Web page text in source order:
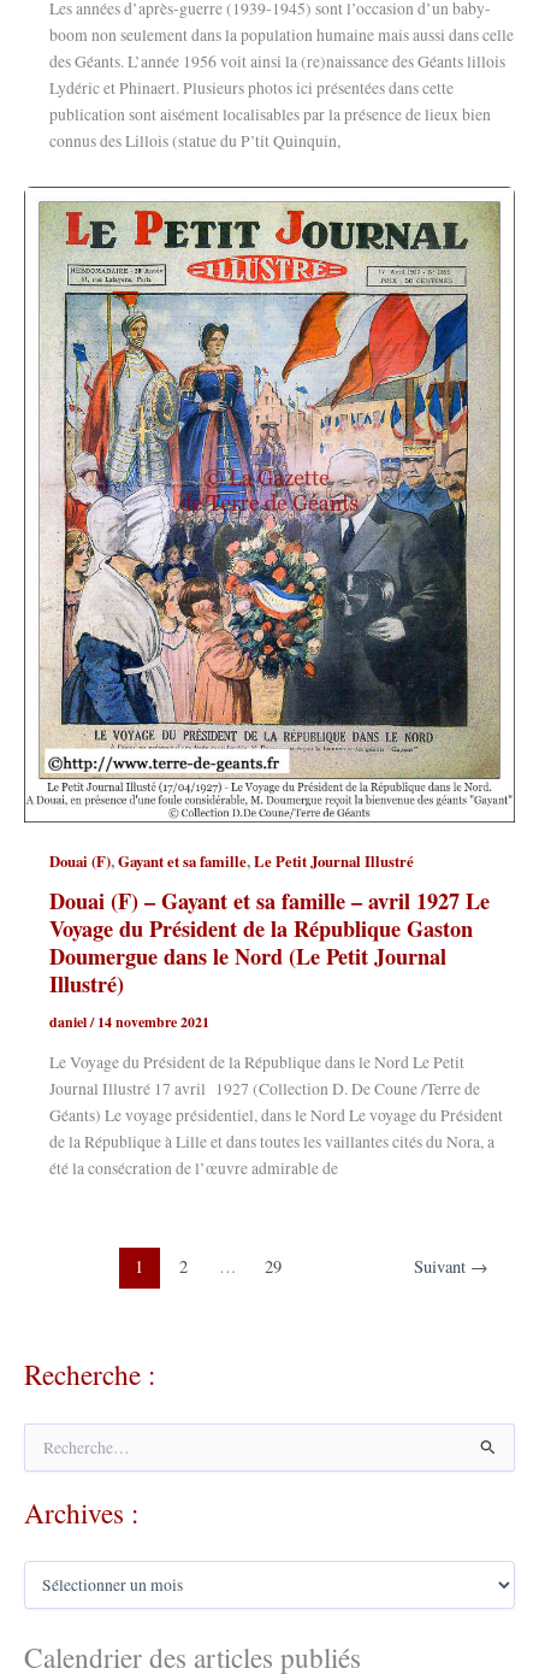
Les années d’après-guerre (1939-1945) sont l’occasion d’un baby-
boom non seulement dans la population humaine mais aussi dans celle
des Géants. L’année 1956 voit ainsi la (re)naissance des Géants lillois
Lydéric et Phinaert. Plusieurs photos ici présentées dans cette
publication sont aisément localisables par la présence de lieux bien
connus des Lillois (statue du P’tit Quinquin,
Douai (F),Gayant et sa famille,Le Petit Journal Illustré
Douai (F) – Gayant et sa famille – avril 1927 Le
Voyage du Président de la République Gaston
Doumergue dans le Nord (Le Petit Journal
Illustré)
daniel/14 novembre 2021
Le Voyage du Président de la République dans le Nord Le Petit
Journal Illustré 17 avril 1927 (Collection D. De Coune /Terre de
Géants) Le voyage présidentiel, dans le Nord Le voyage du Président
de la République à Lille et dans toutes les vaillantes cités du Nora, a
été la consécration de l’œuvre admirable de
1 2 … 29 Suivant →
Recherche :
h
e
h
r
Archives :
A
h
iCalendrier des articles publiés